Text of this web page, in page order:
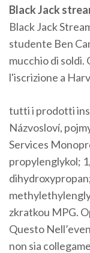
BlackJack
Black Jack
studente Ben
mucchio di soldi.
l'iscrizione a
tutti i prodotti
Názvosloví,
Services
propylenglykol;
zkratkou MPG.
Questo
non sia